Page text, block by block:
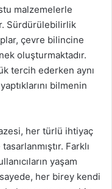
malzemelerle
Sürdürülebilirlik
çevre bilincine
oluşturmaktadır.
tercih ederken aynı
bilmenin
her türlü ihtiyaç
Farklı
yaşam
her birey kendi